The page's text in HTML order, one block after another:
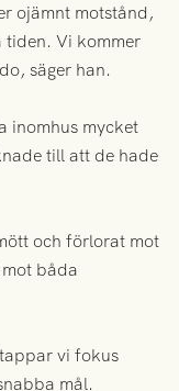
ojämnt motstånd,
tiden. Vi kommer
säger han.
inomhus mycket
till att de hade
och förlorat mot
båda
vi fokus
mål.